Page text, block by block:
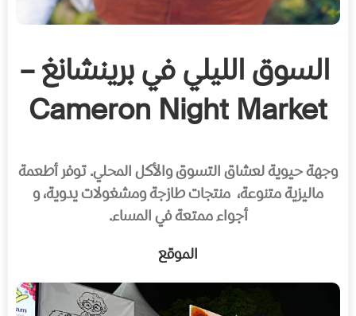
السوق الليلي في برينشانغ –
Cameron Night Market
وجهة حيوية لعشاق التسوق والأكل المحلي. توفر أطعمة
ماليزية متنوعة، منتجات طازجة ومشغولات يدوية، و
أجواء ممتعة في المساء.
الموقع